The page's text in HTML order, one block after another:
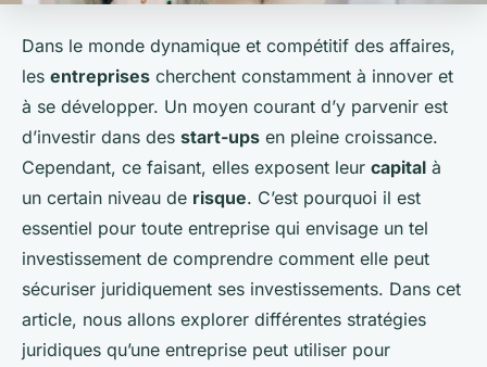
Dans le monde dynamique et compétitif des affaires,
les entreprises cherchent constamment à innover et
à se développer. Un moyen courant d’y parvenir est
d’investir dans des start-ups en pleine croissance.
Cependant, ce faisant, elles exposent leur capital à
un certain niveau de risque. C’est pourquoi il est
essentiel pour toute entreprise qui envisage un tel
investissement de comprendre comment elle peut
sécuriser juridiquement ses investissements. Dans cet
article, nous allons explorer différentes stratégies
juridiques qu’une entreprise peut utiliser pour